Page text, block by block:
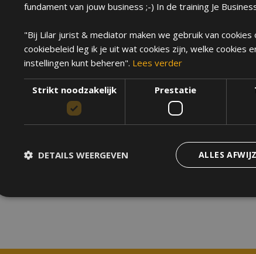
fundament van jouw business ;-) In de training Je
"Bij Lilar jurist & mediator maken we gebruik van
cookiebeleid leg ik je uit wat cookies zijn, welke cookies
instellingen kunt beheren". Lees verder
Strikt noodzakelijk Prestatie
ALLES
DETAILS WEERGEVEN